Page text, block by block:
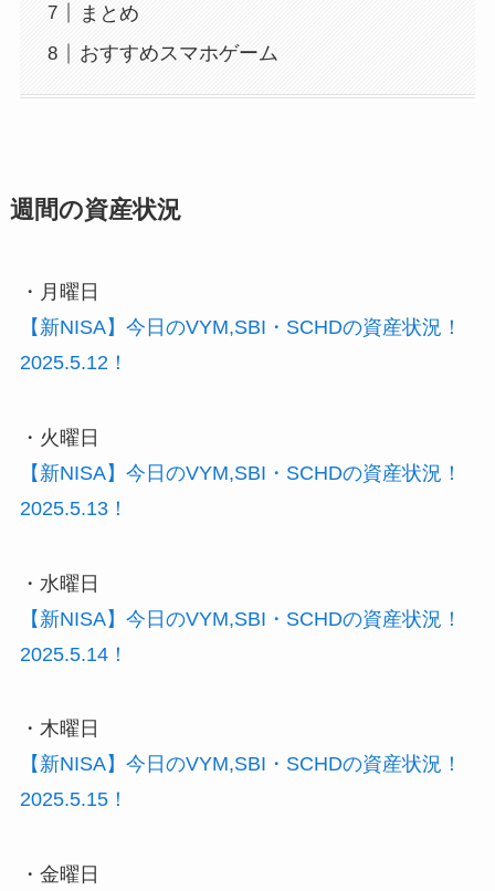
まとめ
おすすめスマホゲーム
週間の資産状況
・月曜日
【新NISA】今日のVYM,SBI・SCHDの資産状況！
2025.5.12！
・火曜日
【新NISA】今日のVYM,SBI・SCHDの資産状況！
2025.5.13！
・水曜日
【新NISA】今日のVYM,SBI・SCHDの資産状況！
2025.5.14！
・木曜日
【新NISA】今日のVYM,SBI・SCHDの資産状況！
2025.5.15！
・金曜日